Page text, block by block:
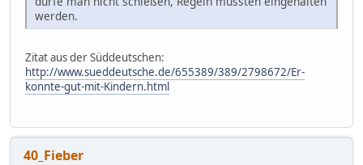
werden.
Zitat aus der Süddeutschen:
http://www.sueddeutsche.de/655389/389/2798672/Er-
konnte-gut-mit-Kindern.html
40_Fieber